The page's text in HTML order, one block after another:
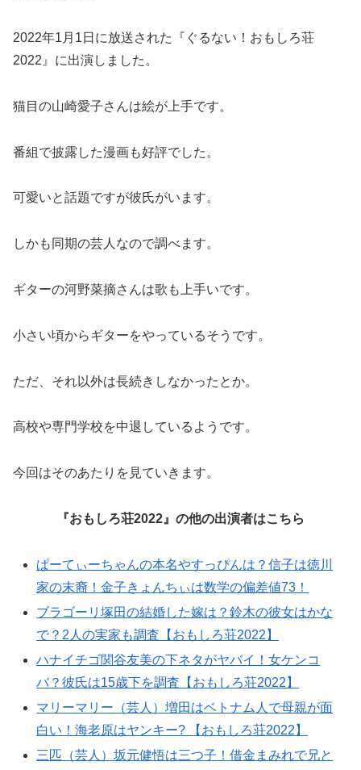
2022年1月1日に放送された『ぐるない！おもしろ荘
2022』に出演しました。
猫目の山崎愛子さんは絵が上手です。
番組で披露した漫画も好評でした。
可愛いと話題ですが彼氏がいます。
しかも同期の芸人なので調べます。
ギターの河野菜摘さんは歌も上手いです。
小さい頃からギターをやっているそうです。
ただ、それ以外は長続きしなかったとか。
高校や専門学校を中退しているようです。
今回はそのあたりを見ていきます。
『おもしろ荘2022』の他の出演者はこちら
ぱーてぃーちゃんの本名やすっぴんは？信子は徳川
家の末裔！金子きょんちぃは数学の偏差値73！
ブラゴーリ塚田の結婚した嫁は？鈴木の彼女はかな
で？2人の実家も調査【おもしろ荘2022】
ハナイチゴ関谷友美の下ネタがヤバイ！女ケンコ
バ？彼氏は15歳下を調査【おもしろ荘2022】
マリーマリー（芸人）増田はベトナム人で母親が面
白い！海老原はヤンキー? 【おもしろ荘2022】
三匹（芸人）坂元健悟は三つ子！借金まみれで兄と